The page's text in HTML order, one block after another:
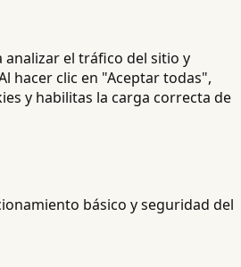
analizar el tráfico del sitio y
hacer clic en "Aceptar todas",
y habilitas la carga correcta de
básico y seguridad del